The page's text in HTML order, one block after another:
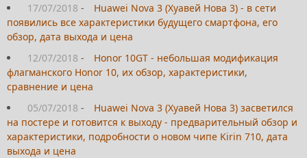
17/07/2018 -
Huawei Nova 3 (Хуавей Нова 3) - в сети
появились все характеристики будущего смартфона, его
обзор, дата выхода и цена
12/07/2018 -
Honor 10GT - небольшая модификация
флагманского Honor 10, их обзор, характеристики,
сравнение и цена
05/07/2018 -
Huawei Nova 3 (Хуавей Нова 3) засветился
на постере и готовится к выходу - предварительный обзор и
характеристики, подробности о новом чипе Kirin 710, дата
выхода и цена